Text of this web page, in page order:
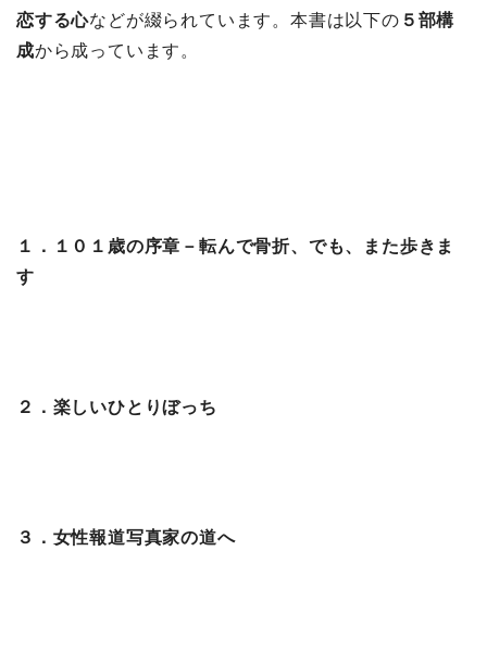
恋する心などが綴られています。本書は以下の ５部構
成から成っています。
１．１０１歳の序章－転んで骨折、でも、また歩きま
す
２．楽しいひとりぼっち
３．女性報道写真家の道へ